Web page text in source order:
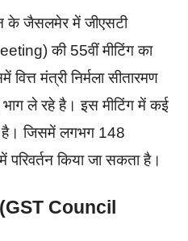
के जैसलमेर में जीएसटी
की 55वीं मीटिंग का
मंत्री निर्मला सीतारमण
भाग ले रहे है। इस मीटिंग में कई
है। जिसमें लगभग 148
किया जा सकता है।
(GST Council